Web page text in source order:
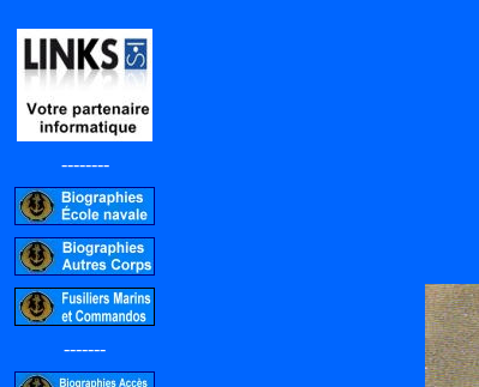
--------
-------